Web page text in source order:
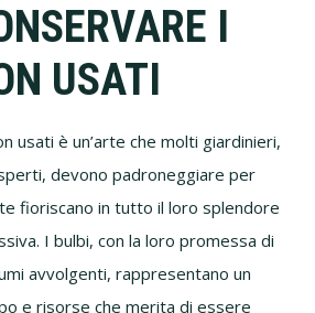
I
USATI
usati è un’arte che molti giardinieri,
devono padroneggiare per
fioriscano in tutto il loro splendore
I bulbi, con la loro promessa di
avvolgenti, rappresentano un
e risorse che merita di essere